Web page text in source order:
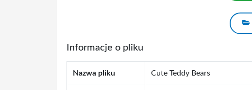
Informacje o pliku
Nazwa pliku Cute Teddy Bears